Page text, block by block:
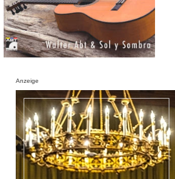
Anzeige